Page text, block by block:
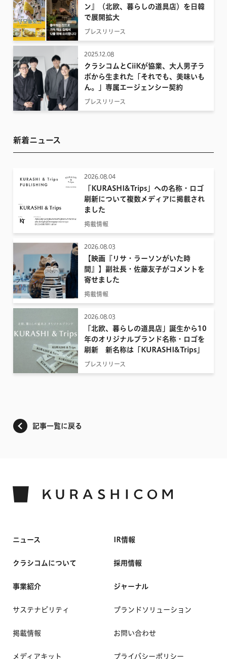
ン』（北欧、暮らしの道具店）を日韓
で展開拡大
プレスリリース
2025.12.08
クラシコムとCiiKが協業、大人男子ラ
ボから生まれた「それでも、美味いも
ん。」専属エージェンシー契約
プレスリリース
新着ニュース
2026.08.04
「KURASHI&Trips」への名称・ロゴ
刷新について複数メディアに掲載され
ました
掲載情報
2026.08.03
【映画『リサ・ラーソンがいた時
間』】副社長・佐藤友子がコメントを
寄せました
掲載情報
2026.08.03
「北欧、暮らしの道具店」誕生から10
年のオリジナルブランド名称・ロゴを
刷新 新名称は「KURASHI&Trips」
プレスリリース
記事一覧に戻る
ニュース
クラシコムについて
事業紹介
IR情報
採用情報
ジャーナル
サステナビリティ
掲載情報
メディアキット
ブランドソリューション
お問い合わせ
プライバシーポリシー